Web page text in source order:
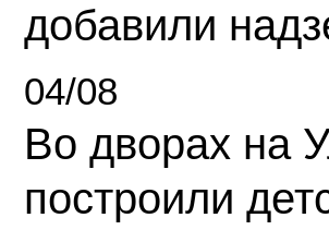
добавили
04/08
Во дворах на
построили